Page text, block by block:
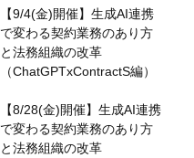
【9/4(金)開催】生成AI連携
で変わる契約業務のあり方
と法務組織の改革
（ChatGPTxContractS編）
【8/28(金)開催】生成AI連携
で変わる契約業務のあり方
と法務組織の改革